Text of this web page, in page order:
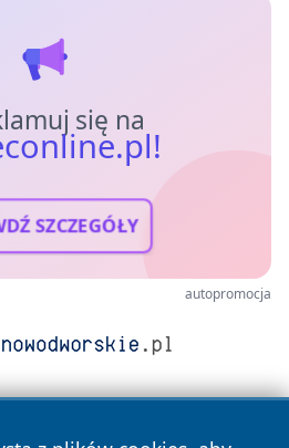
się na
SZCZEGÓŁY
autopromocja